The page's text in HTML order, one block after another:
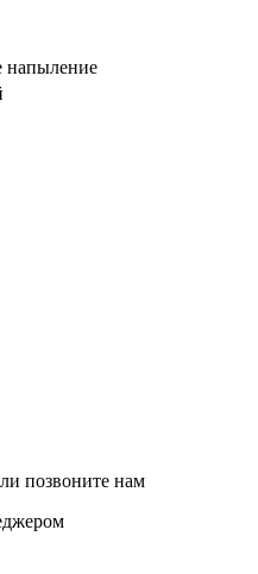
напыление
позвоните нам